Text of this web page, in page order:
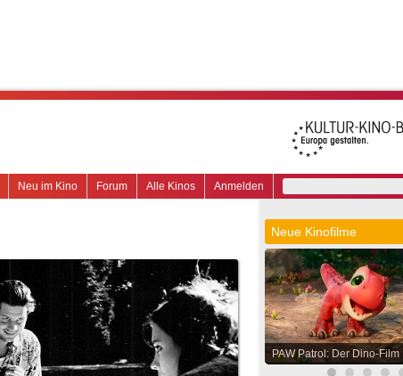
Anmelden
Alle Kinos
Forum
Neu im Kino
Neue Kinofilme
PAW Patrol: Der Dino-Film